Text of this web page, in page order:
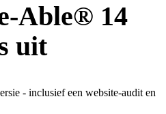
Able® 14
uit
- inclusief een website-audit en